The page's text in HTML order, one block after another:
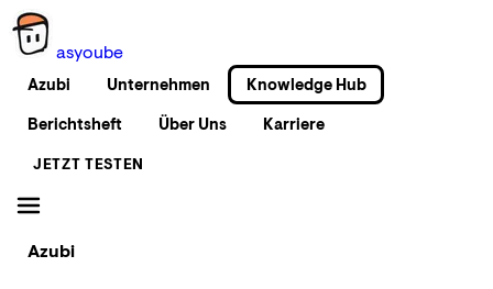
asyoube
Azubi Unternehmen
Knowledge Hub
Berichtsheft
Über Uns Karriere
JETZT TESTEN
Azubi